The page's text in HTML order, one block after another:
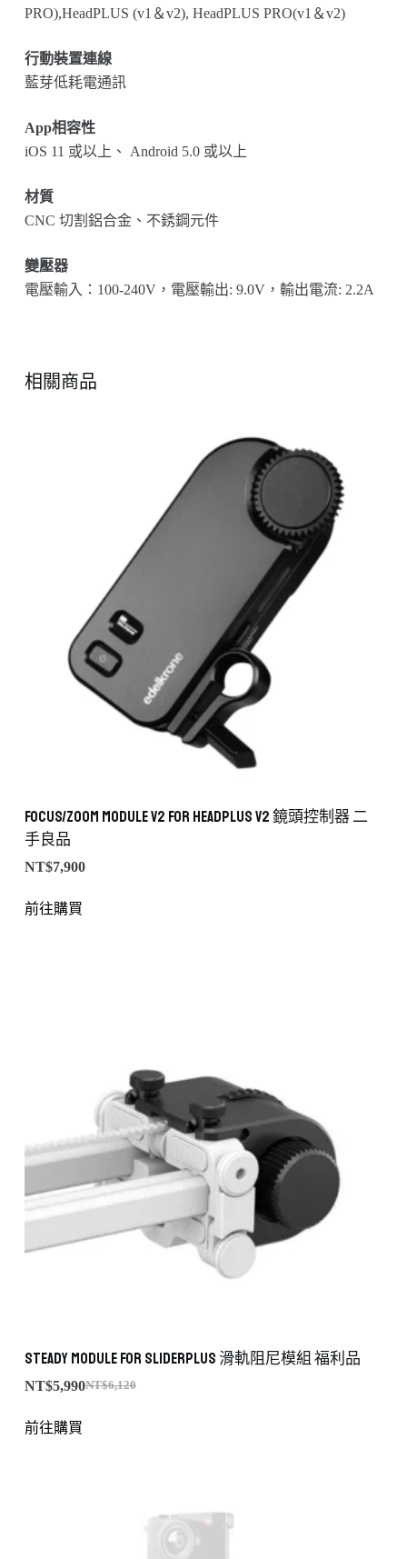
PRO),HeadPLUS (v1＆v2), HeadPLUS PRO(v1＆v2)
行動裝置連線
藍芽低耗電通訊
App相容性
iOS 11 或以上、 Android 5.0 或以上
材質
CNC 切割鋁合金、不銹鋼元件
變壓器
電壓輸入：100-240V，電壓輸出: 9.0V，輸出電流: 2.2A
相關商品
Focus/Zoom Module v2 for HeadPLUS v2 鏡頭控制器 二
手良品
NT$7,900
前往購買
Steady Module for SliderPLUS 滑軌阻尼模組 福利品
NT$6,120
NT$5,990
前往購買